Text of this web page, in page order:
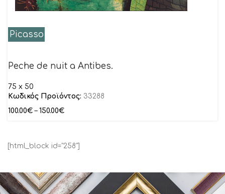
Picasso
Peche de nuit a Antibes.
75 x 50
Κωδικός Προϊόντος: 33288
100.00€ – 150.00€
[html_block id="258"]